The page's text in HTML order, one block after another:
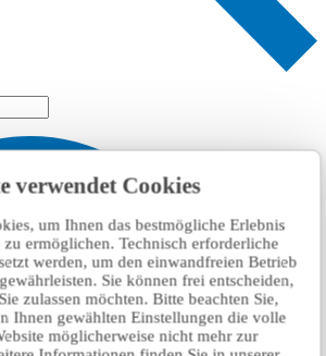
verwendet Cookies
um Ihnen das bestmögliche Erlebnis
zu ermöglichen. Technisch erforderliche
werden, um den einwandfreien Betrieb
Sie können frei entscheiden,
zulassen möchten. Bitte beachten Sie,
Ihnen gewählten Einstellungen die volle
möglicherweise nicht mehr zur